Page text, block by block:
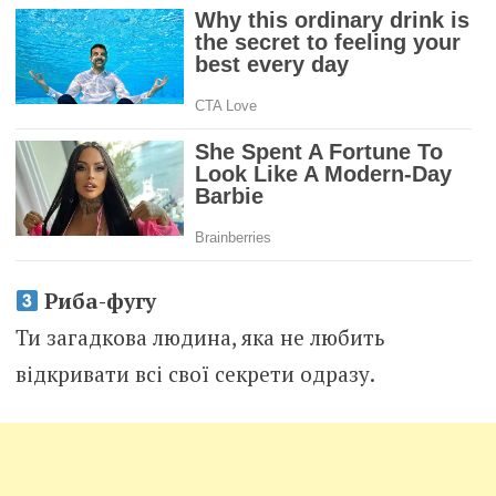
Риба-фугу
Ти загадкова людина, яка не любить
відкривати всі свої секрети одразу.